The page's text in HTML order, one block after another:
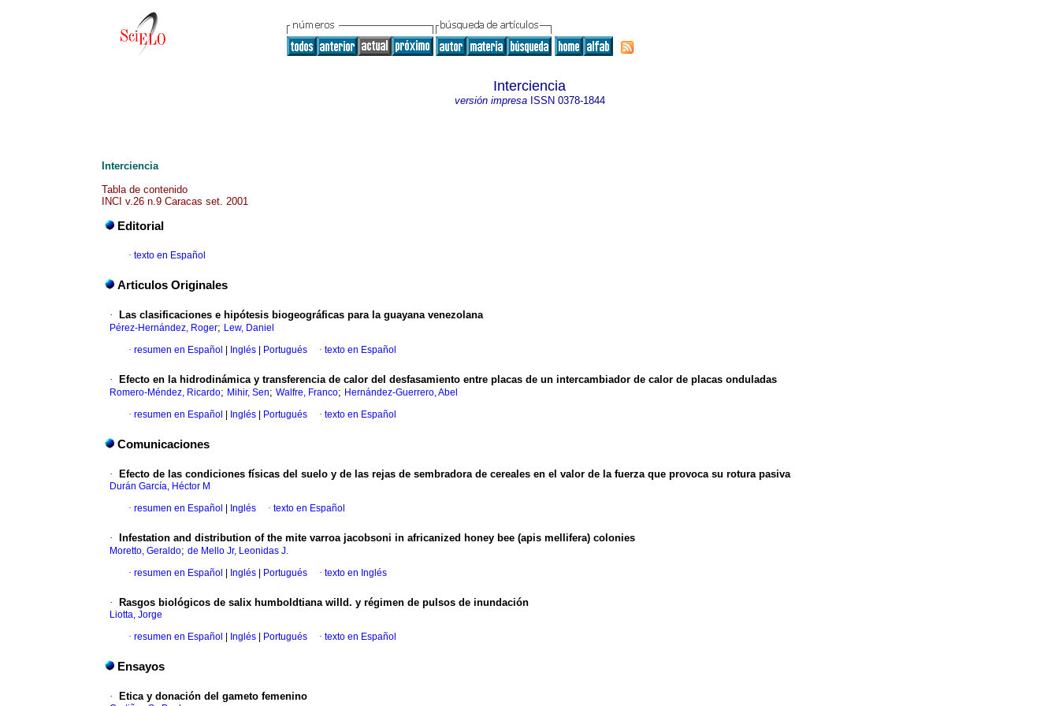
Interciencia
versión impresaISSN 0378-1844
Interciencia
Tabla de contenido
INCI v.26 n.9 Caracas set. 2001
Editorial
· texto en Español
Articulos Originales
· Las clasificaciones e hipótesis biogeográficas para la guayana venezolana
Pérez-Hernández, Roger; Lew, Daniel
· resumen en Español Inglés Portugués · texto en Español
· Efecto en la hidrodinámica y transferencia de calor del desfasamiento entre placas de un intercambiador de calor de placas onduladas
Romero-Méndez, Ricardo; Mihir, Sen; Walfre, Franco; Hernández-Guerrero, Abel
· resumen en Español Inglés Portugués · texto en Español
Comunicaciones
· Efecto de las condiciones físicas del suelo y de las rejas de sembradora de cereales en el valor de la fuerza que provoca su rotura pasiva
Durán García, Héctor M
· resumen en Español Inglés · texto en Español
· Infestation and distribution of the mite varroa jacobsoni in africanized honey bee (apis mellifera) colonies
Moretto, Geraldo; de Mello Jr, Leonidas J.
· resumen en Español Inglés Portugués · texto en Inglés
· Rasgos biológicos de salix humboldtiana willd. y régimen de pulsos de inundación
Liotta, Jorge
· resumen en Español Inglés Portugués · texto en Español
Ensayos
· Etica y donación del gameto femenino